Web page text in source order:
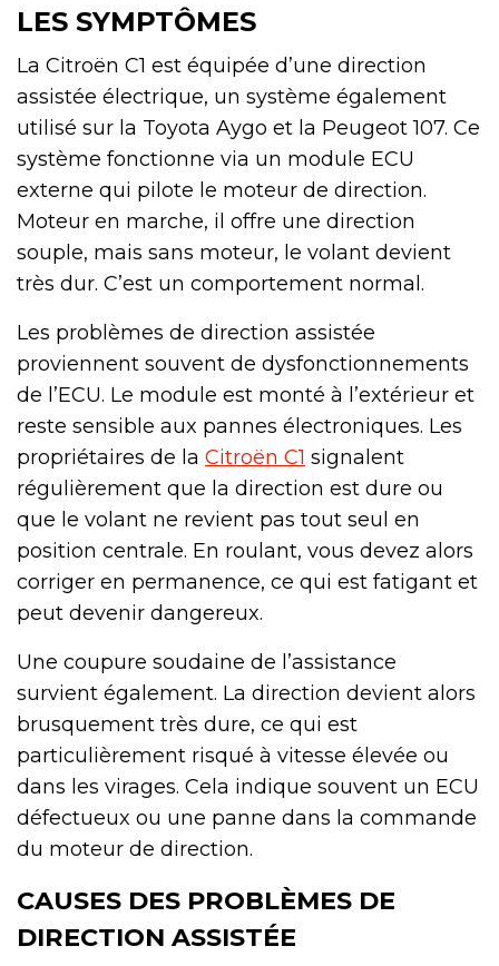
LES SYMPTÔMES
La Citroën C1 est équipée d’une direction
assistée électrique, un système également
utilisé sur la Toyota Aygo et la Peugeot 107. Ce
système fonctionne via un module ECU
externe qui pilote le moteur de direction.
Moteur en marche, il offre une direction
souple, mais sans moteur, le volant devient
très dur. C’est un comportement normal.
Les problèmes de direction assistée
proviennent souvent de dysfonctionnements
de l’ECU. Le module est monté à l’extérieur et
reste sensible aux pannes électroniques. Les
propriétaires de la Citroën C1 signalent
régulièrement que la direction est dure ou
que le volant ne revient pas tout seul en
position centrale. En roulant, vous devez alors
corriger en permanence, ce qui est fatigant et
peut devenir dangereux.
Une coupure soudaine de l’assistance
survient également. La direction devient alors
brusquement très dure, ce qui est
particulièrement risqué à vitesse élevée ou
dans les virages. Cela indique souvent un ECU
défectueux ou une panne dans la commande
du moteur de direction.
CAUSES DES PROBLÈMES DE
DIRECTION ASSISTÉE